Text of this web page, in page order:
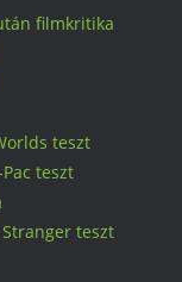
filmkritika
teszt
teszt
teszt